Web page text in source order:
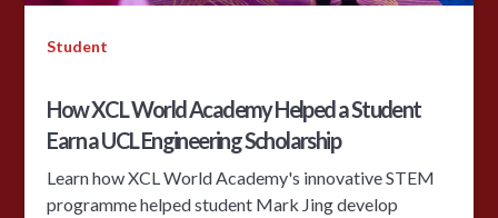
Student
How XCL World Academy Helped a Student
Earn a UCL Engineering Scholarship
Learn how XCL World Academy's innovative STEM
programme helped student Mark Jing develop